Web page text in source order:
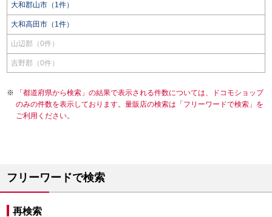
大和郡山市（1件）
大和高田市（1件）
山辺郡（0件）
吉野郡（0件）
「都道府県から検索」の結果で表示される件数については、ドコモショップ
のみの件数を表示しております。量販店の検索は「フリーワードで検索」を
ご利用ください。
フリーワードで検索
再検索